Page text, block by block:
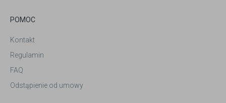
POMOC
Kontakt
Regulamin
FAQ
Odstąpienie od umowy